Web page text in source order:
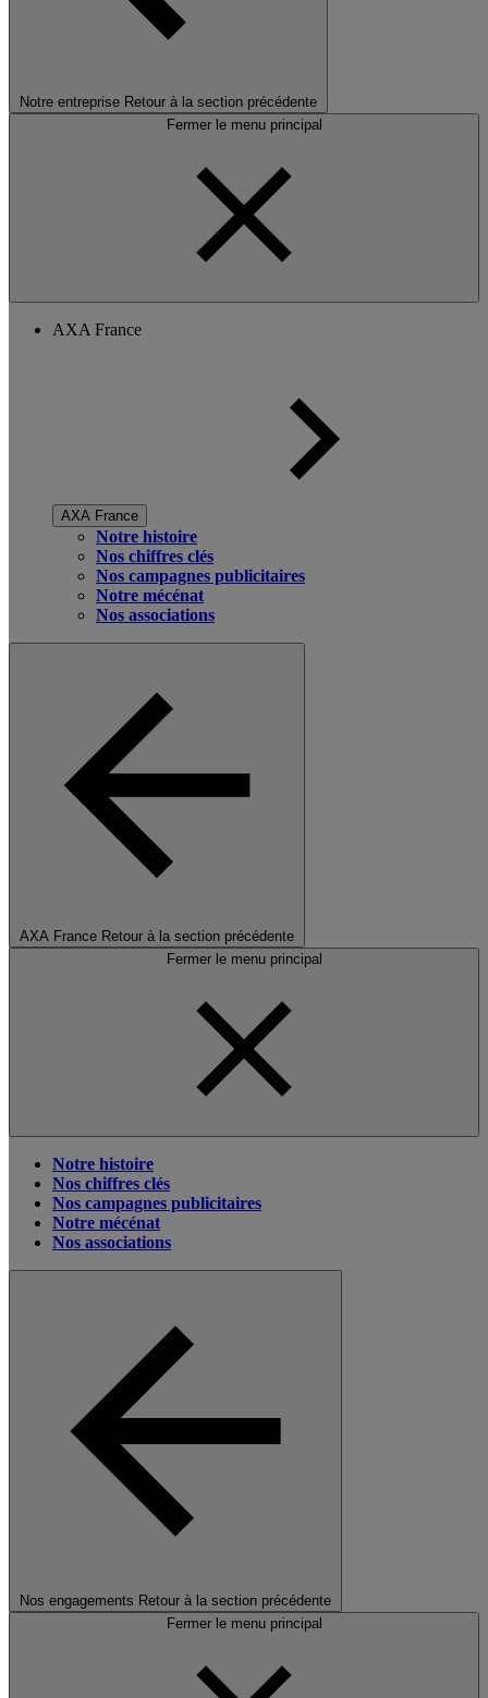
Notre entreprise Retour à la section précédente
Fermer le menu principal
AXA France
AXA France
Notre histoire
Nos chiffres clés
Nos campagnes publicitaires
Notre mécénat
Nos associations
AXA France Retour à la section précédente
Fermer le menu principal
Notre histoire
Nos chiffres clés
Nos campagnes publicitaires
Notre mécénat
Nos associations
Nos engagements Retour à la section précédente
Fermer le menu principal